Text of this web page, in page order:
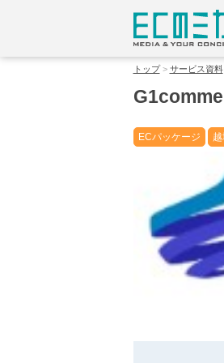
トップ サービス資料
ECパッケージ